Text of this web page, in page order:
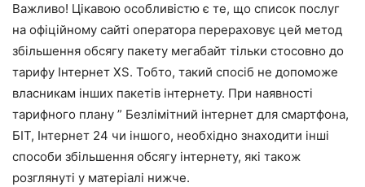
Важливо! Цікавою особливістю є те, що список послуг
на офіційному сайті оператора перераховує цей метод
збільшення обсягу пакету мегабайт тільки стосовно до
тарифу Інтернет XS. Тобто, такий спосіб не допоможе
власникам інших пакетів інтернету. При наявності
тарифного плану ” Безлімітний інтернет для смартфона,
БІТ, Інтернет 24 чи іншого, необхідно знаходити інші
способи збільшення обсягу інтернету, які також
розглянуті у матеріалі нижче.